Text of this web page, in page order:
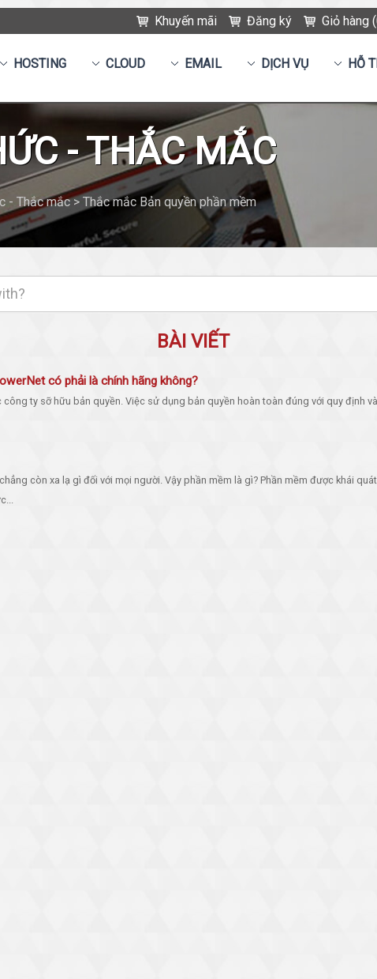
Khuyến mãi Đăng ký Giỏ hàng
HOSTING CLOUD EMAIL DỊCH VỤ HỖ
- THẮC MẮC
- Thắc mắc > Thắc mắc Bản quyền phần mềm
BÀI VIẾT
có phải là chính hãng không?
ty sỡ hữu bản quyền. Việc sử dụng bản quyền hoàn toàn đúng với quy định
còn xa lạ gì đối với mọi người. Vậy phần mềm là gì? Phần mềm được khái